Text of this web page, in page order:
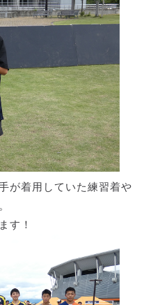
が着用していた練習着や
す！